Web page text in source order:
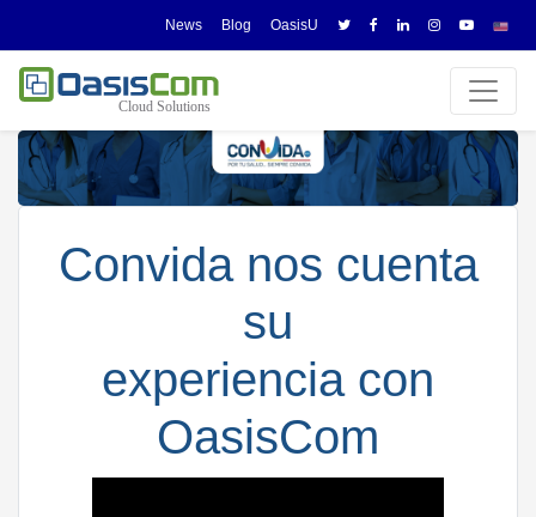
News Blog OasisU
Convida nos cuenta
su
experiencia con
OasisCom